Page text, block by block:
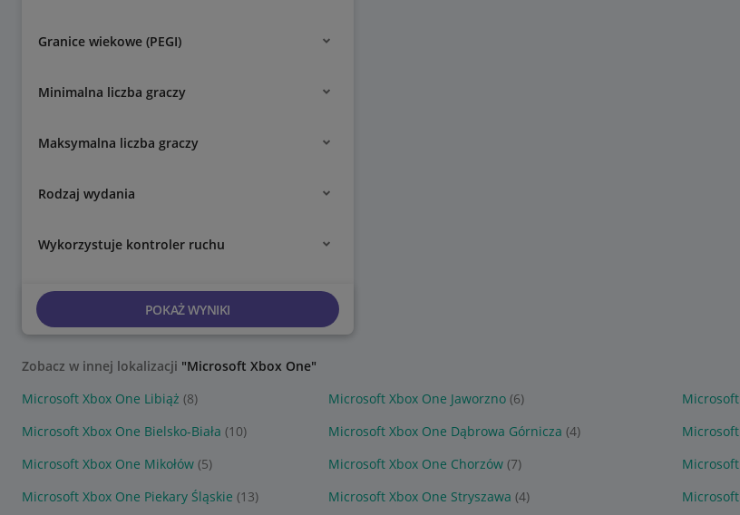
Granice wiekowe (PEGI)
Minimalna liczba graczy
Maksymalna liczba graczy
Rodzaj wydania
Wykorzystuje kontroler ruchu
POKAŻ WYNIKI
Zobacz w innej lokalizacji "Microsoft Xbox One"
Microsoft Xbox One Libiąż (8) Microsoft Xbox One Jaworzno (6)
Microsoft Xbox One Bielsko-Biała (10) Microsoft Xbox One Dąbrowa Górnicza (4)
Microsoft Xbox One Mikołów (5) Microsoft Xbox One Chorzów (7)
Microsoft Xbox One Piekary Śląskie (13) Microsoft Xbox One Stryszawa (4)